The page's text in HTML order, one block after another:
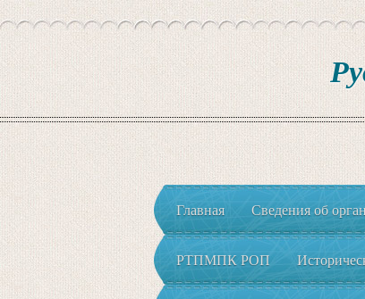
Главная Сведения об
РТПМПК РОП